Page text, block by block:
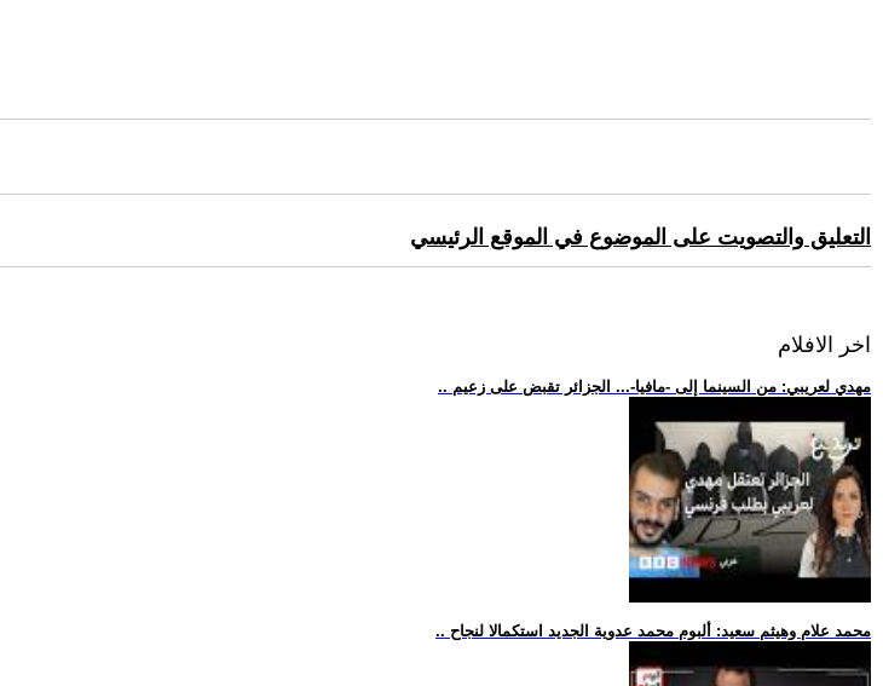
التعليق والتصويت على الموضوع في الموقع الرئيسي
اخر الافلام
.. مهدي لعريبي: من السينما إلى -مافيا-... الجزائر تقبض على زعيم
.. محمد علام وهيثم سعيد: ألبوم محمد عدوية الجديد استكمالا لنجاح